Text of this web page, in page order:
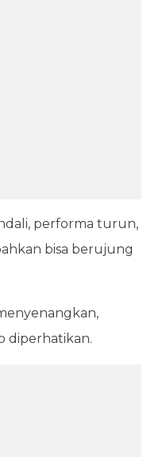
performa turun,
bisa berujung
diperhatikan.